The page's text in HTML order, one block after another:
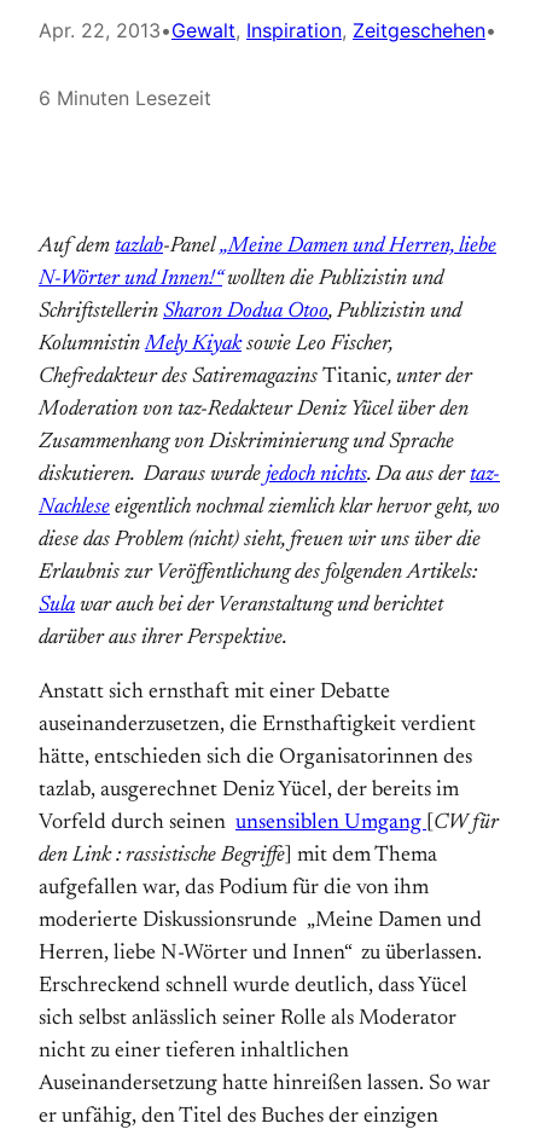
Apr. 22, 2013•Gewalt, Inspiration, Zeitgeschehen•
6 Minuten Lesezeit
Auf dem tazlab-Panel„Meine Damen und Herren, liebe
N-Wörter und Innen!“wollten die Publizistin und
Schriftstellerin Sharon Dodua Otoo, Publizistin und
KolumnistinMely Kiyaksowie Leo Fischer,
Chefredakteur des Satiremagazins Titanic, unter der
Moderation von taz-Redakteur Deniz Yücel über den
Zusammenhang von Diskriminierung und Sprache
diskutieren. Daraus wurde jedoch nichts. Da aus der taz-
Nachlese eigentlich nochmal ziemlich klar hervor geht, wo
diese das Problem (nicht) sieht, freuen wir uns über die
Erlaubnis zur Veröffentlichung des folgenden Artikels:
Sula war auch bei der Veranstaltung und berichtet
darüber aus ihrer Perspektive.
Anstatt sich ernsthaft mit einer Debatte
auseinanderzusetzen, die Ernsthaftigkeit verdient
hätte, entschieden sich die Organisatorinnen des
tazlab, ausgerechnet Deniz Yücel, der bereits im
Vorfeld durch seinen unsensiblen Umgang
CW für
den Link : rassistische Begriffe ] mit dem Thema
aufgefallen war, das Podium für die von ihm
moderierte Diskussionsrunde „Meine Damen und
Herren, liebe N-Wörter und Innen“ zu überlassen.
Erschreckend schnell wurde deutlich, dass Yücel
sich selbst anlässlich seiner Rolle als Moderator
nicht zu einer tieferen inhaltlichen
Auseinandersetzung hatte hinreißen lassen. So war
er unfähig, den Titel des Buches der einzigen